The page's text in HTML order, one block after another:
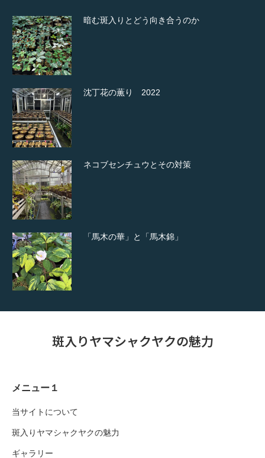
暗む斑入りとどう向き合うのか
沈丁花の薫り 2022
ネコブセンチュウとその対策
「馬木の華」と「馬木錦」
斑入りヤマシャクヤクの魅力
メニュー１
当サイトについて
斑入りヤマシャクヤクの魅力
ギャラリー